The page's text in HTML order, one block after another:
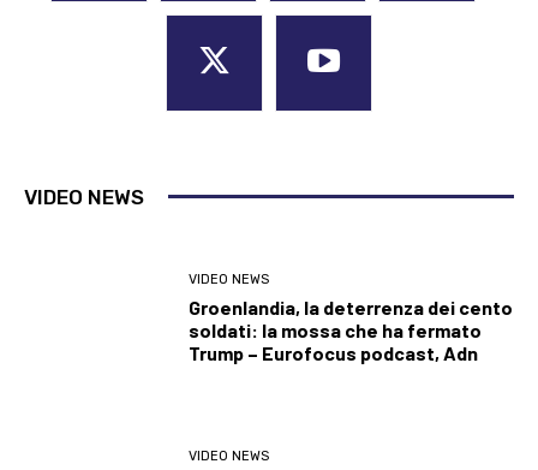
VIDEO NEWS
VIDEO NEWS
Groenlandia, la deterrenza dei cento
soldati: la mossa che ha fermato
Trump – Eurofocus podcast, Adn
VIDEO NEWS